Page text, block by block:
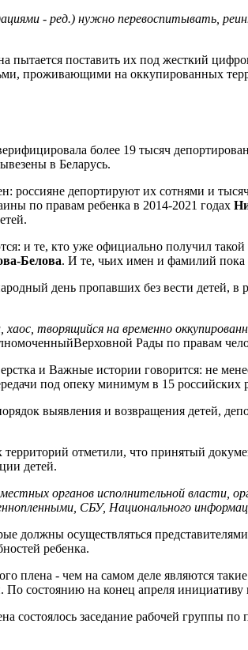
- ред.) нужно перевоспитывать,
пытается поставить их под жесткий
проживающими на оккупированных
более 19 тысяч
в Беларусь.
россияне депортируют их сотнями и
по правам ребенка в 2014-2021 годах
и те, кто уже официально получил
Белова. И те, чьих имен и фамилий пока
день пропавших без вести детей, в
творящийся на временно
Рады по правам
и Важные истории говорится: не
под опеку минимум в 15
выявления и возвращения детей,
отметили, что принятый
детей.
органов исполнительной власти,
СБУ, Национального
должны осуществляться
ребенка.
плена - чем на самом деле являются
состоянию на конец апреля инициативу
состоялось заседание рабочей группы